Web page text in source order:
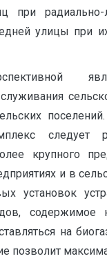
при
улицы при
следует
крупного
и в
установок
содержимое
на
позволит